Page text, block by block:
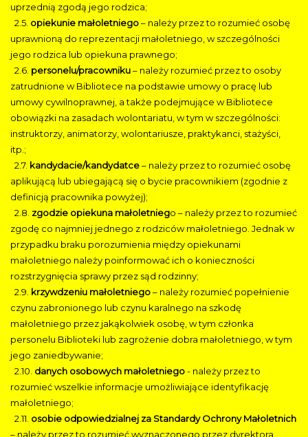
uprzednią zgodą jego rodzica;
2.5. opiekunie małoletniego– należy przez to rozumieć osobę
uprawnioną do reprezentacji małoletniego, w szczególności
jego rodzica lub opiekuna prawnego;
2.6. personelu/pracowniku– należy rozumieć przez to osoby
zatrudnione w Bibliotece na podstawie umowy o pracę lub
umowy cywilnoprawnej, a także podejmujące w Bibliotece
obowiązki na zasadach wolontariatu, w tym w szczególności:
instruktorzy, animatorzy, wolontariusze, praktykanci, stażyści,
itp.;
2.7. kandydacie/kandydatce– należy przez to rozumieć osobę
aplikującą lub ubiegającą się o bycie pracownikiem (zgodnie z
definicją pracownika powyżej);
2.8. zgodzie opiekuna małoletniego – należy przez to rozumieć
zgodę co najmniej jednego z rodziców małoletniego. Jednak w
przypadku braku porozumienia między opiekunami
małoletniego należy poinformować ich o konieczności
rozstrzygnięcia sprawy przez sąd rodzinny;
2.9. krzywdzeniu małoletniego– należy rozumieć popełnienie
czynu zabronionego lub czynu karalnego na szkodę
małoletniego przez jakąkolwiek osobę, w tym członka
personelu Biblioteki lub zagrożenie dobra małoletniego, w tym
jego zaniedbywanie;
2.10. danych osobowych małoletniego- należy przez to
rozumieć wszelkie informacje umożliwiające identyfikację
małoletniego;
2.11. osobie odpowiedzialnej za Standardy Ochrony Małoletnich
– należy przez to rozumieć wyznaczonego przez dyrektora